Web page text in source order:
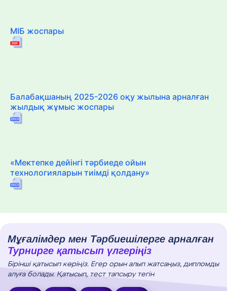
МІБ жоспары
Балабақшаның 2025-2026 оқу жылына арналған
жылдық жұмыс жоспары
«Мектепке дейінгі тәрбиеде ойын
технологияларын тиімді қолдану»
Мұғалімдер мен Тәрбиешілерге арналған
Турнирге қатысып үлгеріңіз
Бірінші қатысып көріңіз. Егер орын алып жатсаңыз, дипломды
алуға болады. Қатысып, тест тапсыру тегін